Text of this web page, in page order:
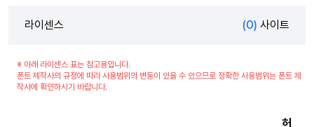
라이센스 (0) 사이트
※ 아래 라이센스 표는 참고용입니다.
폰트 제작사의 규정에 따라 사용범위의 변동이 있을 수 있으므로 정확한 사용범위는 폰트 제
작사에 확인하시기 바랍니다.
허